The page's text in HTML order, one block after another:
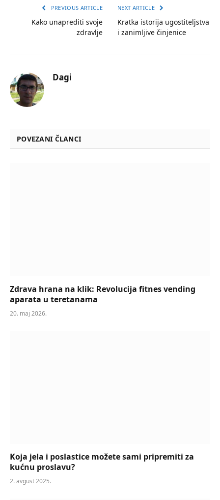
PREVIOUS ARTICLE
Kako unaprediti svoje
zdravlje
NEXT ARTICLE
Kratka istorija ugostiteljstva
i zanimljive činjenice
Dagi
POVEZANI ČLANCI
Zdrava hrana na klik: Revolucija fitnes vending
aparata u teretanama
20. maj 2026.
Koja jela i poslastice možete sami pripremiti za
kućnu proslavu?
2. avgust 2025.